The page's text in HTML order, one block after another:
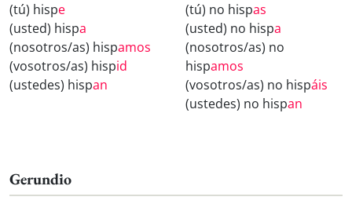
(tú) hispe
(usted) hispa
(nosotros/as) hispamos
(vosotros/as) hispid
(ustedes) hispan
(tú) no hispas
(usted) no hispa
(nosotros/as) no
hispamos
(vosotros/as) no hispáis
(ustedes) no hispan
Gerundio